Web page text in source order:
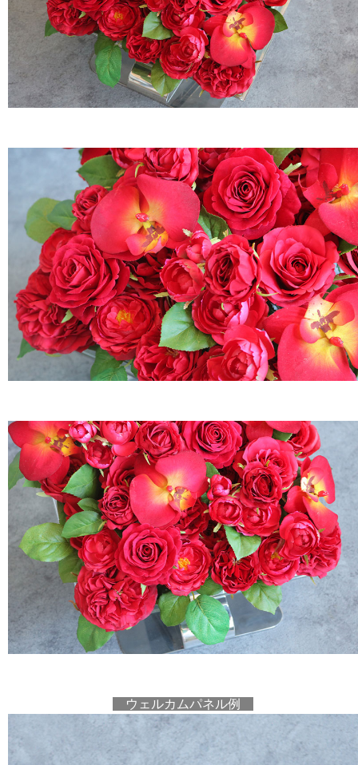
ウェルカムパネル例